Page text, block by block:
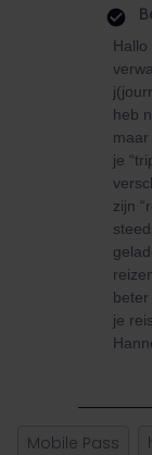
heb
je
zijn
je
Mobile Pass